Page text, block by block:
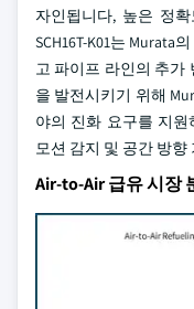
자인됩니다, 높은 정
SCH16T-K01는 Murata
고 파이프 라인의 추가
을 발전시키기 위해
야의 진화 요구를 지
모션 감지 및 공간 방
Air-to-Air 급유 시장